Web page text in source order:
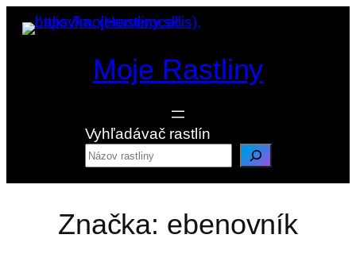
Prejsť
na
Moje Rastliny
Vyhľadávač rastlín
Značka: ebenovník